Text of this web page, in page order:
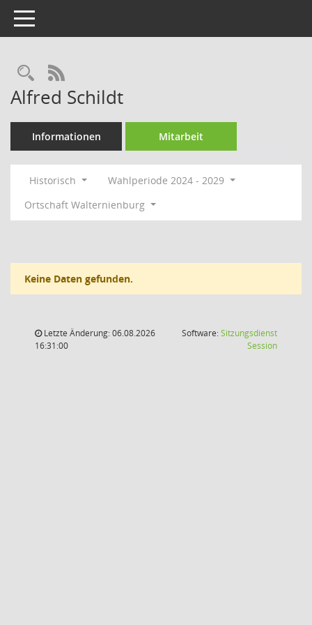
Toggle navigation
Rechercheauswahl
RSS-Feed
Alfred Schildt
Informationen Mitarbeit
Historisch
Wahlperiode 2024 - 2029
Ortschaft Walternienburg
Keine Daten gefunden.
Letzte Änderung: 06.08.2026
16:31:00
Software:Sitzungsdienst
Session(Wird in